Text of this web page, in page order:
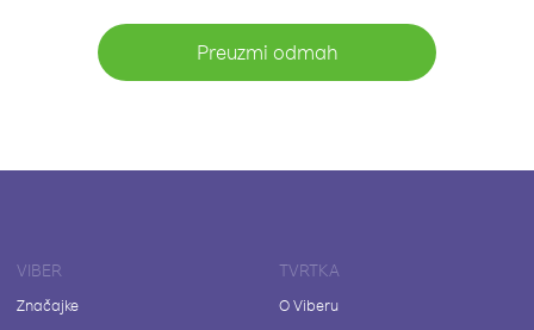
Preuzmi odmah
VIBER
Značajke
TVRTKA
O Viberu